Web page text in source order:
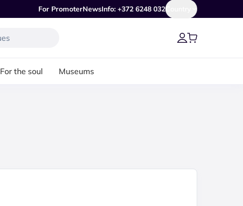
For PromoterNewsInfo: +372 6248 032Country
For the soul Museums